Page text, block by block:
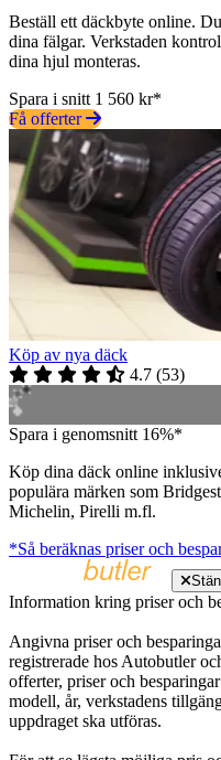
Beställ ett däckbyte online.
dina fälgar. Verkstaden
dina hjul monteras.
Spara i snitt 1 560 kr*
Få offerter
Köp av nya däck
4.7 (53)
Spara i genomsnitt 16%*
Köp dina däck online
populära märken som
Michelin, Pirelli m.fl.
*Så beräknas priser och
Information kring priser och
Angivna priser och
registrerade hos Autobutler
offerter, priser och
modell, år, verkstadens
uppdraget ska utföras.